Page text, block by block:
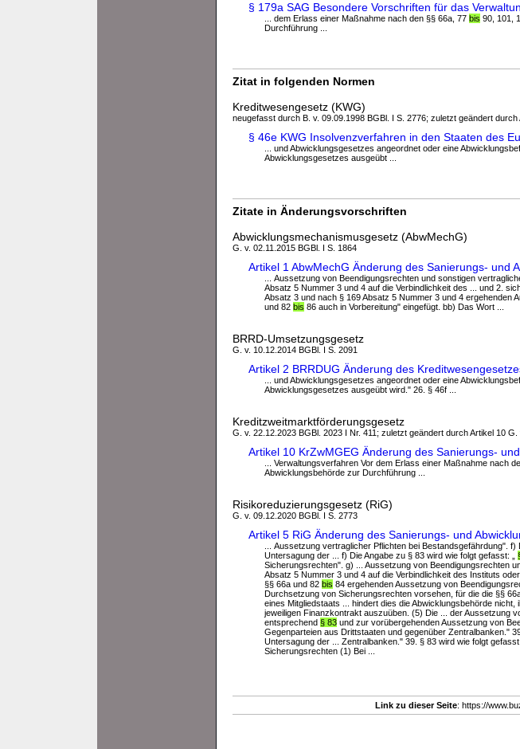
§ 179a SAG Besondere Vorschriften für das
... dem Erlass einer Maßnahme nach den §§ 66a, 77 bis 90, 101,
Durchführung ...
Zitat in folgenden Normen
Kreditwesengesetz (KWG)
neugefasst durch B. v. 09.09.1998 BGBl. I S. 2776; zuletzt geändert
§ 46e KWG Insolvenzverfahren in den Staaten des
... und Abwicklungsgesetzes angeordnet oder eine
Abwicklungsgesetzes ausgeübt ...
Zitate in Änderungsvorschriften
Abwicklungsmechanismusgesetz (AbwMechG)
G. v. 02.11.2015 BGBl. I S. 1864
Artikel 1 AbwMechG Änderung des Sanierungs- und
... Aussetzung von Beendigungsrechten und sonstigen
Absatz 5 Nummer 3 und 4 auf die Verbindlichkeit des ... und 2.
Absatz 3 und nach § 169 Absatz 5 Nummer 3 und 4 ergehenden
und 82 bis 86 auch in Vorbereitung" eingefügt. bb) Das Wort ...
BRRD-Umsetzungsgesetz
G. v. 10.12.2014 BGBl. I S. 2091
Artikel 2 BRRDUG Änderung des
... und Abwicklungsgesetzes angeordnet oder eine
Abwicklungsgesetzes ausgeübt wird." 26. § 46f ...
Kreditzweitmarktförderungsgesetz
G. v. 22.12.2023 BGBl. 2023 I Nr. 411; zuletzt geändert durch Artikel 10
Artikel 10 KrZwMGEG Änderung des Sanierungs-
... Verwaltungsverfahren Vor dem Erlass einer Maßnahme nach
Abwicklungsbehörde zur Durchführung ...
Risikoreduzierungsgesetz (RiG)
G. v. 09.12.2020 BGBl. I S. 2773
Artikel 5 RiG Änderung des Sanierungs- und
... Aussetzung vertraglicher Pflichten bei Bestandsgefährdung". f)
Untersagung der ... f) Die Angabe zu § 83 wird wie folgt gefasst: „
Sicherungsrechten". g) ... Aussetzung von Beendigungsrechten
Absatz 5 Nummer 3 und 4 auf die Verbindlichkeit des Instituts
§§ 66a und 82 bis 84 ergehenden Aussetzung von
Durchsetzung von Sicherungsrechten vorsehen, für die die §§
eines Mitgliedstaats ... hindert dies die Abwicklungsbehörde
jeweiligen Finanzkontrakt auszuüben. (5) Die ... der Aussetzung
entsprechend § 83 und zur vorübergehenden Aussetzung von
Gegenparteien aus Drittstaaten und gegenüber Zentralbanken."
Untersagung der ... Zentralbanken." 39. § 83 wird wie folgt gefasst:
Sicherungsrechten (1) Bei ...
Link zu dieser Seite: https://